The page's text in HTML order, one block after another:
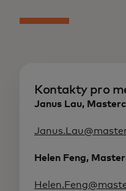
Kontakty pro
Janus Lau,
Helen Feng,